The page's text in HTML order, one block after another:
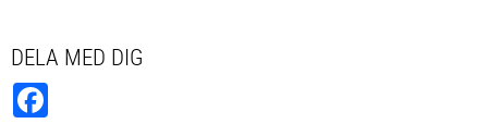
DELA MED DIG